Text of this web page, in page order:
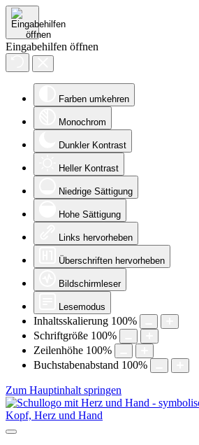
Eingabehilfen öffnen
Farben umkehren
Monochrom
Dunkler Kontrast
Heller Kontrast
Niedrige Sättigung
Hohe Sättigung
Links hervorheben
Überschriften hervorheben
Bildschirmleser
Lesemodus
Inhaltsskalierung 100%
Schriftgröße 100%
Zeilenhöhe 100%
Buchstabenabstand 100%
Zum Hauptinhalt springen